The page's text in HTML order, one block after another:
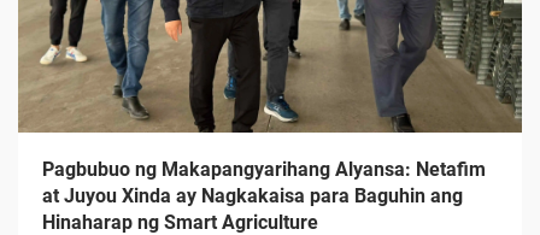
Pagbubuo ng Makapangyarihang Alyansa: Netafim
at Juyou Xinda ay Nagkakaisa para Baguhin ang
Hinaharap ng Smart Agriculture